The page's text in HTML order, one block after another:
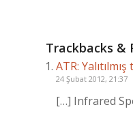
Trackbacks &
ATR:
24 Şubat 2012, 21:37
[…] Infrared